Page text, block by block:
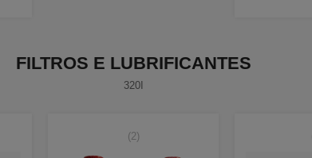
FILTROS E LUBRIFICANTES
320I
(2)